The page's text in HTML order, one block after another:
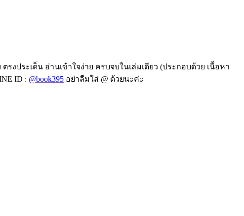
งประเด็น อ่านเข้าใจง่าย ครบจบในเล่มเดียว (ประกอบด้วย เนื้อหา
ID : @book395 อย่าลืมใส่ @ ด้วยนะค่ะ